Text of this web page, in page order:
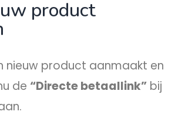
product
nieuw product aanmaakt en
de “Directe betaallink” bij